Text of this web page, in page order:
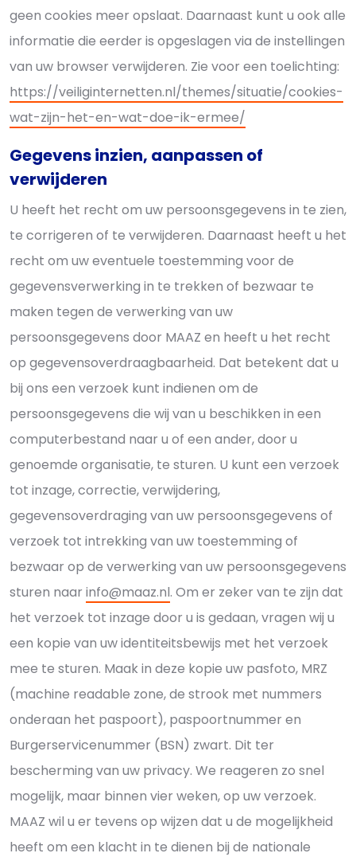
geen cookies meer opslaat. Daarnaast kunt u ook alle
informatie die eerder is opgeslagen via de instellingen
van uw browser verwijderen. Zie voor een toelichting:
https://veiliginternetten.nl/themes/situatie/cookies-
wat-zijn-het-en-wat-doe-ik-ermee/
Gegevens inzien, aanpassen of
verwijderen
U heeft het recht om uw persoonsgegevens in te zien,
te corrigeren of te verwijderen. Daarnaast heeft u het
recht om uw eventuele toestemming voor de
gegevensverwerking in te trekken of bezwaar te
maken tegen de verwerking van uw
persoonsgegevens door MAAZ en heeft u het recht
op gegevensoverdraagbaarheid. Dat betekent dat u
bij ons een verzoek kunt indienen om de
persoonsgegevens die wij van u beschikken in een
computerbestand naar u of een ander, door u
genoemde organisatie, te sturen. U kunt een verzoek
tot inzage, correctie, verwijdering,
gegevensoverdraging van uw persoonsgegevens of
verzoek tot intrekking van uw toestemming of
bezwaar op de verwerking van uw persoonsgegevens
sturen naar info@maaz.nl. Om er zeker van te zijn dat
het verzoek tot inzage door u is gedaan, vragen wij u
een kopie van uw identiteitsbewijs met het verzoek
mee te sturen. Maak in deze kopie uw pasfoto, MRZ
(machine readable zone, de strook met nummers
onderaan het paspoort), paspoortnummer en
Burgerservicenummer (BSN) zwart. Dit ter
bescherming van uw privacy. We reageren zo snel
mogelijk, maar binnen vier weken, op uw verzoek.
MAAZ wil u er tevens op wijzen dat u de mogelijkheid
heeft om een klacht in te dienen bij de nationale